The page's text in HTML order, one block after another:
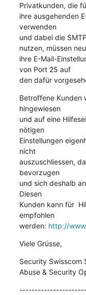
Privatkunden, die
ihre ausgehenden
verwenden
und dabei die
nutzen, müssen neu
ihre E-Mail-
von Port 25 auf
den dafür
Betroffene Kunden
hingewiesen
und auf eine
nötigen
Einstellungen
nicht
auszuschliessen,
bevorzugen
und sich deshalb
Diesen
Kunden kann für
empfohlen
werden: http://
Viele Grüsse,
Security Swisscom
Abuse & Security